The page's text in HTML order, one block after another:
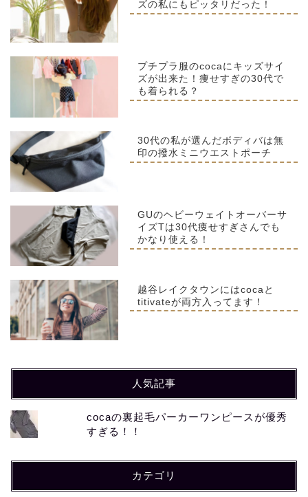
ズの私にもピッタリだった！
プチプラ服のcocaにキッズサイ
ズが出来た！痩せすぎの30代で
も着られる？
30代の私が選んだボディバは無
印の撥水ミニウエストポーチ
GUのヘビーウェイトオーバーサ
イズTは30代痩せすぎさんでも
かなり使える！
越谷レイクタウンにはcocaと
titivateが両方入ってます！
人気記事
cocaの裏起毛パーカーワンピースが優秀
すぎる！！
カテゴリ